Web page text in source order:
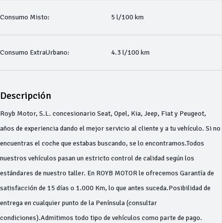
Consumo Misto: 5 l/100 km
Consumo ExtraUrbano: 4.3 l/100 km
Descripción
Royb Motor, S.L. concesionario Seat, Opel, Kia, Jeep, Fiat y Peugeot,
años de experiencia dando el mejor servicio al cliente y a tu vehículo. Si no
encuentras el coche que estabas buscando, se lo encontramos.Todos
nuestros vehículos pasan un estricto control de calidad según los
estándares de nuestro taller. En ROYB MOTOR le ofrecemos Garantía de
satisfacción de 15 días o 1.000 Km, lo que antes suceda.Posibilidad de
entrega en cualquier punto de la Península (consultar
condiciones).Admitimos todo tipo de vehículos como parte de pago.